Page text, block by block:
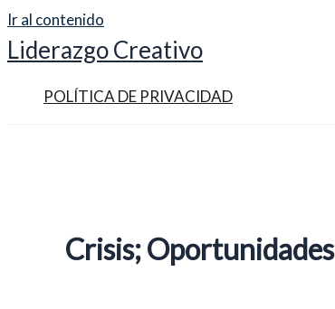
Ir al contenido
Liderazgo Creativo
POLÍTICA DE PRIVACIDAD
Crisis; Oportunidades